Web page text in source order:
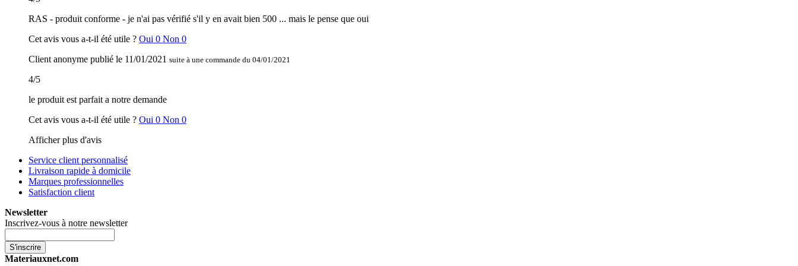
RAS - produit conforme - je n'ai pas vérifié s'il y en avait bien 500 ... mais le pense que oui
Cet avis vous a-t-il été utile ? Oui 0 Non 0
Client anonyme publié le 11/01/2021 suite à une commande du 04/01/2021
4/5
le produit est parfait a notre demande
Cet avis vous a-t-il été utile ? Oui 0 Non 0
Afficher plus d'avis
Service client personnalisé
Livraison rapide à domicile
Marques professionnelles
Satisfaction client
Newsletter
Inscrivez-vous à notre newsletter
S'inscrire
Materiauxnet.com